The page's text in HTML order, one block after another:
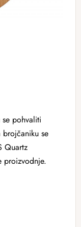
pohvaliti
se
Quartz
proizvodnje.